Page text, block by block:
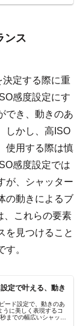
ンス
決定する際に重
感度設定にす
でき、動きのあ
しかし、高ISO
使用する際は慎
感度設定では
が、シャッター
の動きによるブ
、これらの要素
を見つけること
。
定で叶える、動き
ード設定で、動きのあ
うに美しく表現するコ
までの幅広いシャッタ